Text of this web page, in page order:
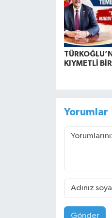
KIYMETLİ
Yorumlar
Gönder